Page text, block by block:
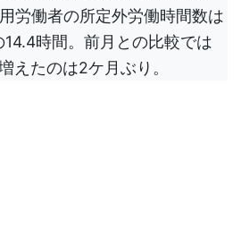
労働者の所定外労働時間数は
時間。前月との比較では
えたのは2ケ月ぶり。